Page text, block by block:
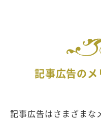
記事広告の
記事広告はさまざまな